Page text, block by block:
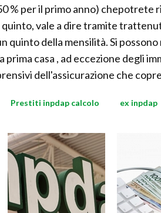
% per il primo anno)
vale a dire tramite
quinto della mensilità. Si
casa , ad eccezione degli
dell'assicurazione che
Prestiti inpdap calcolo ex inpdap